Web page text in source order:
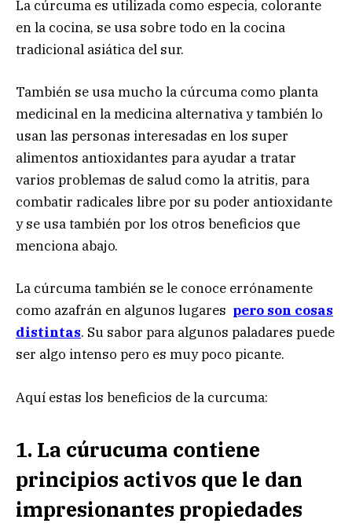
La cúrcuma es utilizada como especia, colorante
en la cocina, se usa sobre todo en la cocina
tradicional asiática del sur.
También se usa mucho la cúrcuma como planta
medicinal en la medicina alternativa y también lo
usan las personas interesadas en los super
alimentos antioxidantes para ayudar a tratar
varios problemas de salud como la atritis, para
combatir radicales libre por su poder antioxidante
y se usa también por los otros beneficios que
menciona abajo.
La cúrcuma también se le conoce errónamente
como azafrán en algunos lugares pero son cosas
distintas. Su sabor para algunos paladares puede
ser algo intenso pero es muy poco picante.
Aquí estas los beneficios de la curcuma:
1. La cúrucuma contiene
principios activos que le dan
impresionantes propiedades